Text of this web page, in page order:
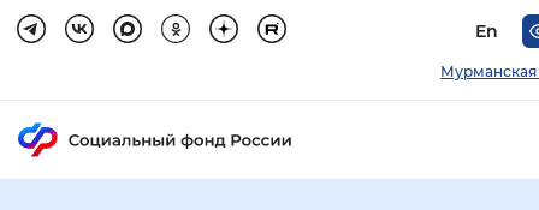
En
Мурманская